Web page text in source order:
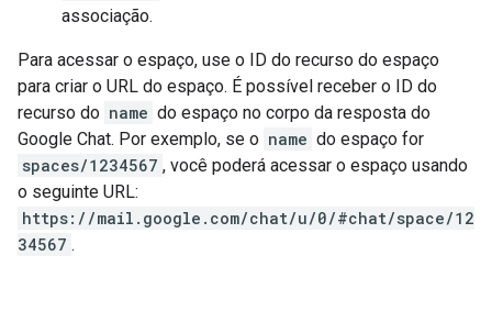
associação.
Para acessar o espaço, use o ID do recurso do espaço
para criar o URL do espaço. É possível receber o ID do
recurso do name do espaço no corpo da resposta do
Google Chat. Por exemplo, se o name do espaço for
spaces/1234567 , você poderá acessar o espaço usando
o seguinte URL:
https://mail.google.com/chat/u/0/#chat/space/12
34567 .